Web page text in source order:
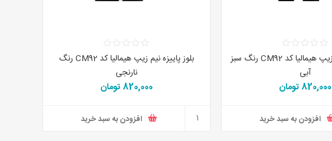
بلوز پاییزه نیم زیپ هیمالیا کد CM92 رنگ سبز
آبی
820,000 تومان
افزودن به سبد خرید
بلوز پاییزه نیم زیپ هیمالیا کد CM92 رنگ
نارنجی
820,000 تومان
افزودن به سبد خرید